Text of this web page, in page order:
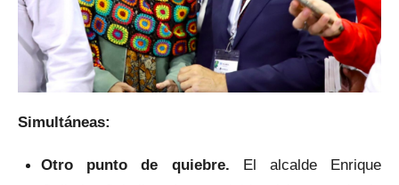
Simultáneas:
Otro punto de quiebre.
El alcalde Enrique